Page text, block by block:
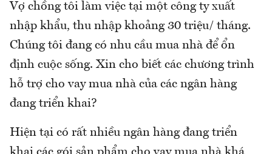
Vợ chồng tôi làm việc tại một công ty xuất
nhập khẩu, thu nhập khoảng 30 triệu/ tháng.
Chúng tôi đang có nhu cầu mua nhà để ổn
định cuộc sống. Xin cho biết các chương trình
hỗ trợ cho vay mua nhà của các ngân hàng
đang triển khai?
Hiện tại có rất nhiều ngân hàng đang triển